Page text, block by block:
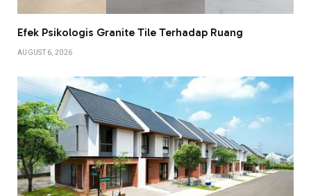
Efek Psikologis Granite Tile Terhadap Ruang
AUGUST 6, 2026